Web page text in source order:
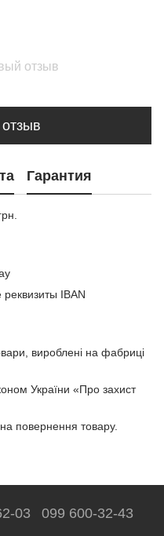
отзыв
Гарантия
IBAN
вироблені на фабриці
України «Про захист
повернення товару.
03 099 600-32-43